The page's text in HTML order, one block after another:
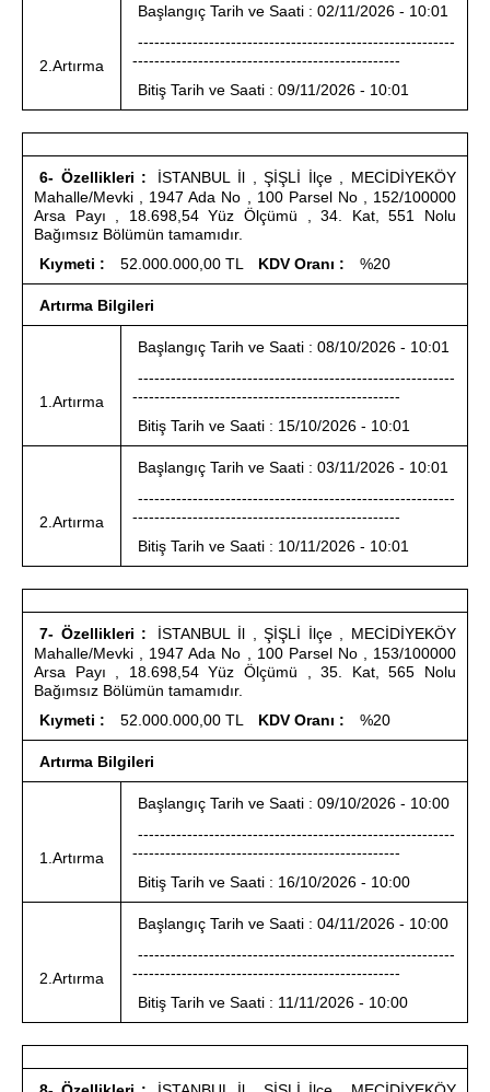
2.Artırma
Başlangıç Tarih ve Saati : 02/11/2026 - 10:01
----------------------------------------------------------
-------------------------------------------------
Bitiş Tarih ve Saati : 09/11/2026 - 10:01
6- Özellikleri :
İSTANBUL İl , ŞİŞLİ İlçe , MECİDİYEKÖY
Mahalle/Mevki , 1947 Ada No , 100 Parsel No , 152/100000
Arsa Payı , 18.698,54 Yüz Ölçümü , 34. Kat, 551 Nolu
Bağımsız Bölümün tamamıdır.
Kıymeti :
52.000.000,00 TL KDV Oranı : %20
Artırma Bilgileri
1.Artırma
Başlangıç Tarih ve Saati : 08/10/2026 - 10:01
----------------------------------------------------------
-------------------------------------------------
Bitiş Tarih ve Saati : 15/10/2026 - 10:01
2.Artırma
Başlangıç Tarih ve Saati : 03/11/2026 - 10:01
----------------------------------------------------------
-------------------------------------------------
Bitiş Tarih ve Saati : 10/11/2026 - 10:01
7- Özellikleri :
İSTANBUL İl , ŞİŞLİ İlçe , MECİDİYEKÖY
Mahalle/Mevki , 1947 Ada No , 100 Parsel No , 153/100000
Arsa Payı , 18.698,54 Yüz Ölçümü , 35. Kat, 565 Nolu
Bağımsız Bölümün tamamıdır.
Kıymeti :
52.000.000,00 TL KDV Oranı : %20
Artırma Bilgileri
1.Artırma
Başlangıç Tarih ve Saati : 09/10/2026 - 10:00
----------------------------------------------------------
-------------------------------------------------
Bitiş Tarih ve Saati : 16/10/2026 - 10:00
2.Artırma
Başlangıç Tarih ve Saati : 04/11/2026 - 10:00
----------------------------------------------------------
-------------------------------------------------
Bitiş Tarih ve Saati : 11/11/2026 - 10:00